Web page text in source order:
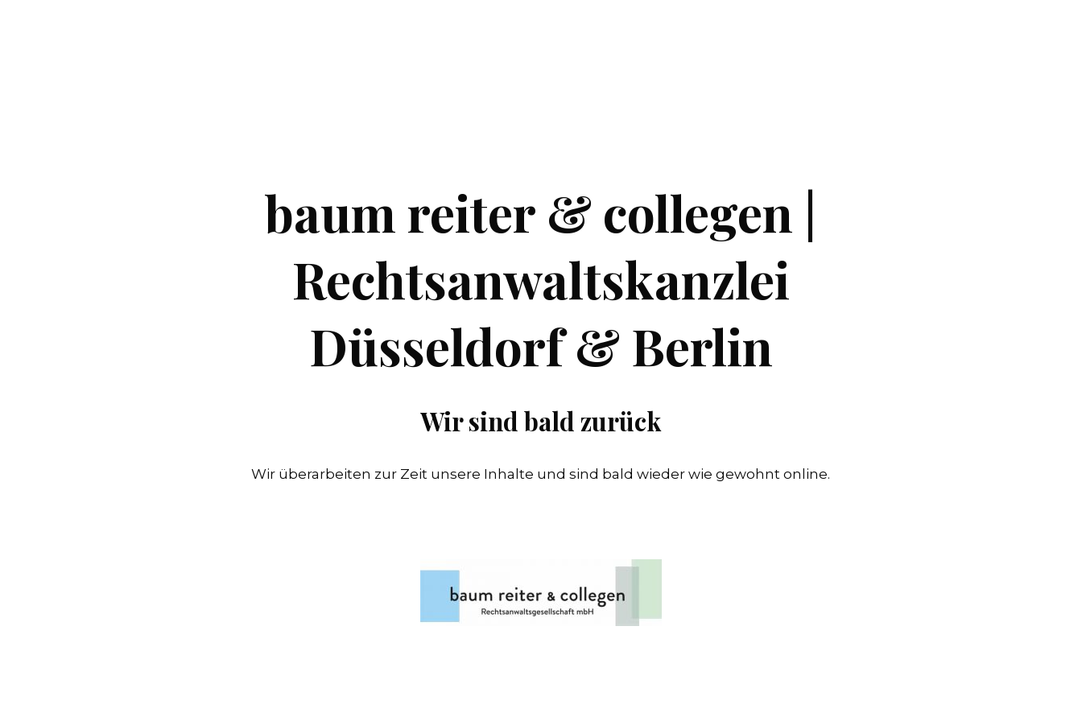
baum reiter & collegen |
Rechtsanwaltskanzlei
Düsseldorf & Berlin
Wir sind bald zurück
Wir überarbeiten zur Zeit unsere Inhalte und sind bald wieder wie gewohnt online.